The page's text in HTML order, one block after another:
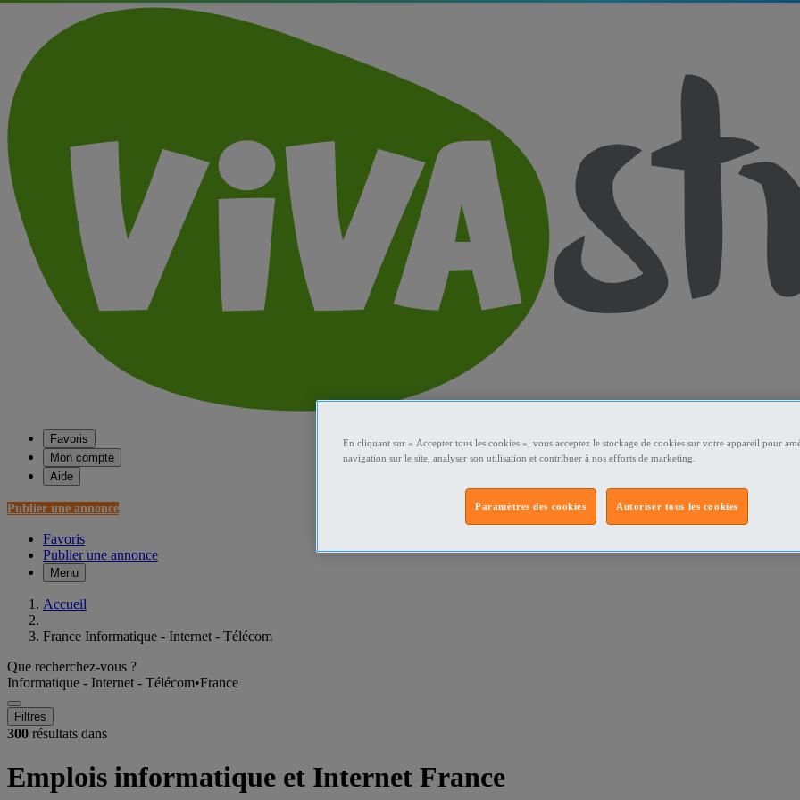
Favoris
Mon compte
Aide
Publier une annonce
Favoris
Publier une annonce
Menu
Accueil
France Informatique - Internet - Télécom
Que recherchez-vous ?
Informatique - Internet - Télécom•France
Filtres
300 résultats dans
Emplois informatique et Internet France
En cliquant sur « Accepter tous les cookies », vous acceptez le stockage de cookies sur votre appareil pour
navigation sur le site, analyser son utilisation et contribuer à nos efforts de marketing.
Autoriser tous les cookies
Paramètres des cookies